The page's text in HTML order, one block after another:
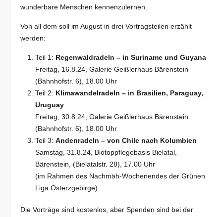
wunderbare Menschen kennenzulernen.
Von all dem soll im August in drei Vortragsteilen erzählt
werden:
Teil 1: Regenwaldradeln – in Suriname und Guyana
Freitag, 16.8.24, Galerie Geißlerhaus Bärenstein
(Bahnhofstr. 6), 18.00 Uhr
Teil 2: Klimawandelradeln – in Brasilien, Paraguay,
Uruguay
Freitag, 30.8.24, Galerie Geißlerhaus Bärenstein
(Bahnhofstr. 6), 18.00 Uhr
Teil 3:Andenradeln – von Chile nach Kolumbien
Samstag, 31.8.24, Biotoppflegebasis Bielatal,
Bärenstein, (Bielatalstr. 28), 17.00 Uhr
(im Rahmen des Nachmäh-Wochenendes der Grünen
Liga Osterzgebirge)
Die Vorträge sind kostenlos, aber Spenden sind bei der